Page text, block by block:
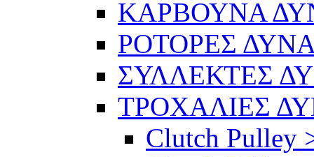
ΚΑΡΒΟΥΝΑ
ΡΟΤΟΡΕΣ
ΣΥΛΛΕΚΤΕΣ
ΤΡΟΧΑΛΙΕΣ
Clutch Pulley